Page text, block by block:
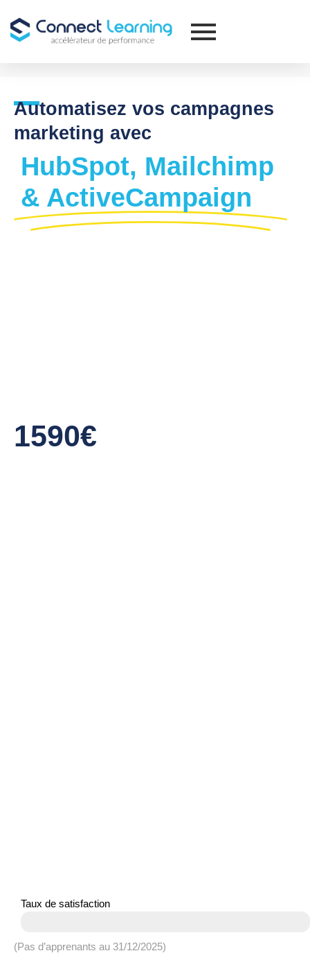
Automatisez vos campagnes
marketing avec
HubSpot, Mailchimp
& ActiveCampaign
1590€
Taux de satisfaction
(Pas d’apprenants au 31/12/2025)